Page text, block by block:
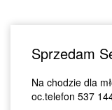
Sprzedam
Na chodzie dla
oc.telefon 537